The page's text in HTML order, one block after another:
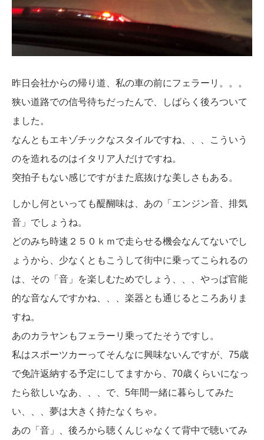
昨日会社からの帰り道、私の車の前にフェラーリ。。。
狭い道路での信号待ちだったんで、しばらく後ろついて
ました。
なんともエキゾチックなスタイルですね、、、こういう
のを造れるのはイタリア人だけですね。
突拍子もない感じですがまた底抜けな美しさもある。
しかし何といっても醍醐味は、あの「エンジン音、排気
音」でしょうね。
どのみち時速２５０ｋｍで走らせる機会なんてないでし
ょうから、少なくともこうして街中に乗ってこられるの
は、その「音」を楽しむためでしょう、、、やっぱ官能
的な音なんですかね、、、楽器とも通じるところありま
すね。
あのカラヤンもフェラーリ乗ってたそうですし。
私はスポーツカーってそんなに興味ないんですが、75歳
で免許返納する予定にしてますから、70歳くらいになっ
たら欲しいなあ、、、で、5年間一緒に暮らしてみた
い、、、夢は大きく持たなくちゃ。
あの「音」、後ろから聴くんじゃなくて背中で聴いてみ